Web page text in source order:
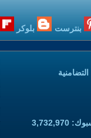
بنترست بلوكر